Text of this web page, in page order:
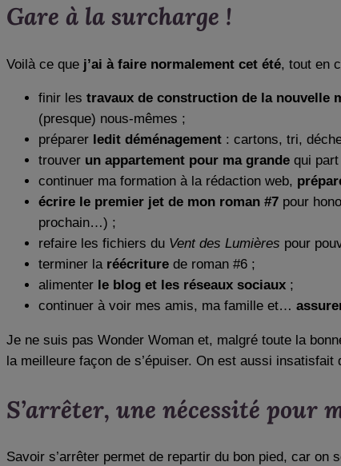
Gare à la surcharge !
Voilà ce que j’ai à faire normalement cet été, tout en
finir les travaux de construction de la nouvelle
(presque) nous-mêmes ;
préparer ledit déménagement : cartons, tri,
trouver un appartement pour ma grande qui
continuer ma formation à la rédaction web,
écrire le premier jet de mon roman #7 pour
prochain…) ;
refaire les fichiers du Vent des Lumières pour
terminer la réécriture de roman #6 ;
alimenter le blog et les réseaux sociaux ;
continuer à voir mes amis, ma famille et…
Je ne suis pas Wonder Woman et, malgré toute la
la meilleure façon de s’épuiser. On est aussi
S’arrêter, une nécessité pour
Savoir s’arrêter permet de repartir du bon pied, car